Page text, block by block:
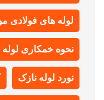
لوله های فولادی
نحوه خمکاری لوله
نورد لوله نازک